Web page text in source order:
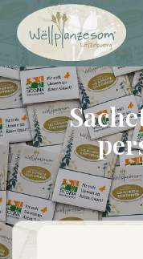
Skip
content